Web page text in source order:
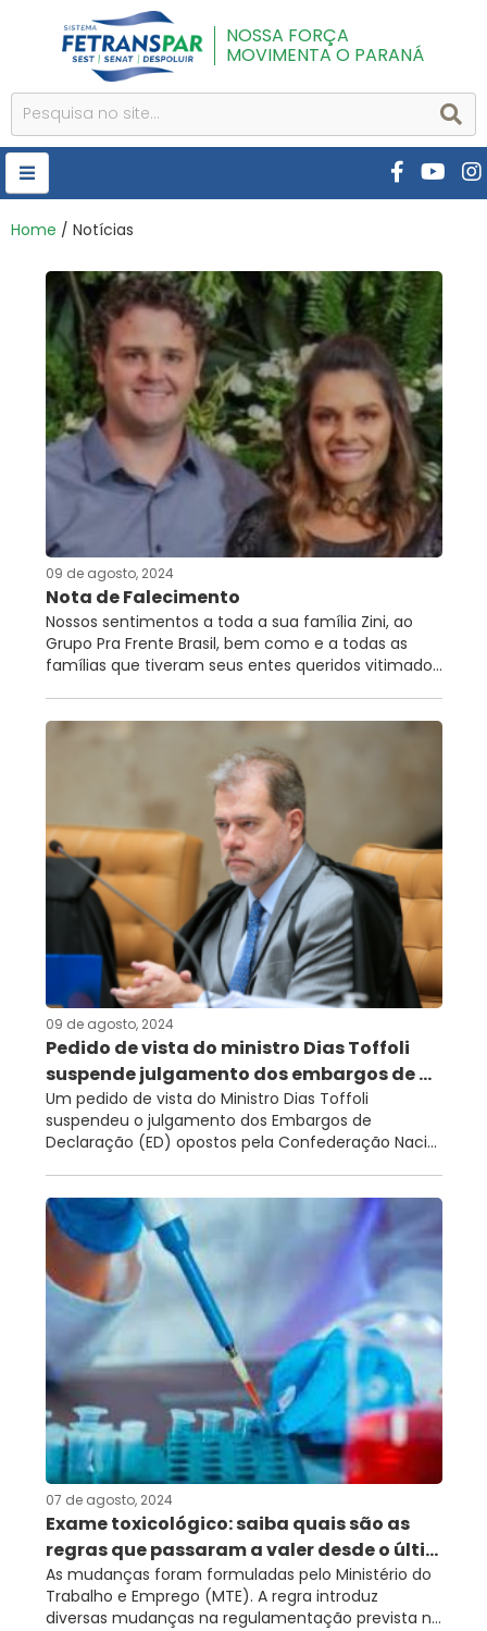
NOSSA FORÇA
MOVIMENTA O PARANÁ
HOME
PUBLICAÇÕES
CURSOS E EVENTOS
SEST SENAT
DESPOLUIR
AR INSTITUTO
CONTATO
Home / Notícias
09 de agosto, 2024
Nota de Falecimento
Nossos sentimentos a toda a sua família Zini, ao
Grupo Pra Frente Brasil, bem como e a todas as
famílias que tiveram seus entes queridos vitimado...
09 de agosto, 2024
Pedido de vista do ministro Dias Toffoli
suspende julgamento dos embargos de ...
Um pedido de vista do Ministro Dias Toffoli
suspendeu o julgamento dos Embargos de
Declaração (ED) opostos pela Confederação Naci...
07 de agosto, 2024
Exame toxicológico: saiba quais são as
regras que passaram a valer desde o últi...
As mudanças foram formuladas pelo Ministério do
Trabalho e Emprego (MTE). A regra introduz
diversas mudanças na regulamentação prevista n...